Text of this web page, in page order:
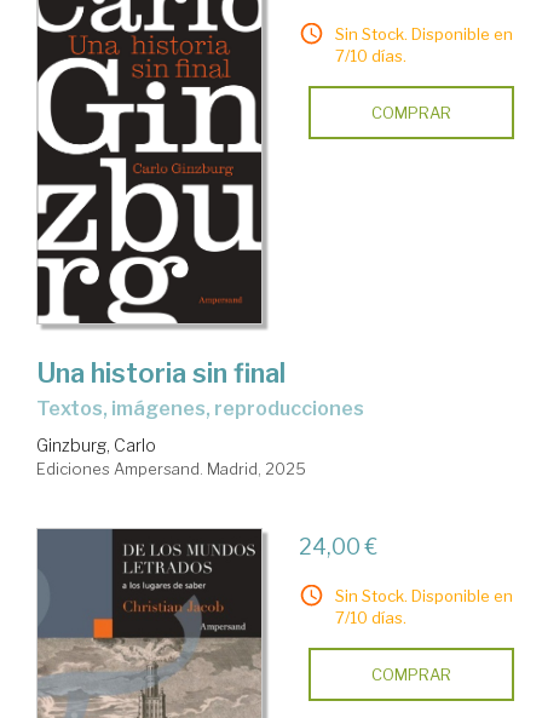
Sin Stock. Disponible en
7/10 días.
COMPRAR
Una historia sin final
Textos, imágenes, reproducciones
Ginzburg, Carlo
Ediciones Ampersand. Madrid, 2025
24,00 €
Sin Stock. Disponible en
7/10 días.
COMPRAR